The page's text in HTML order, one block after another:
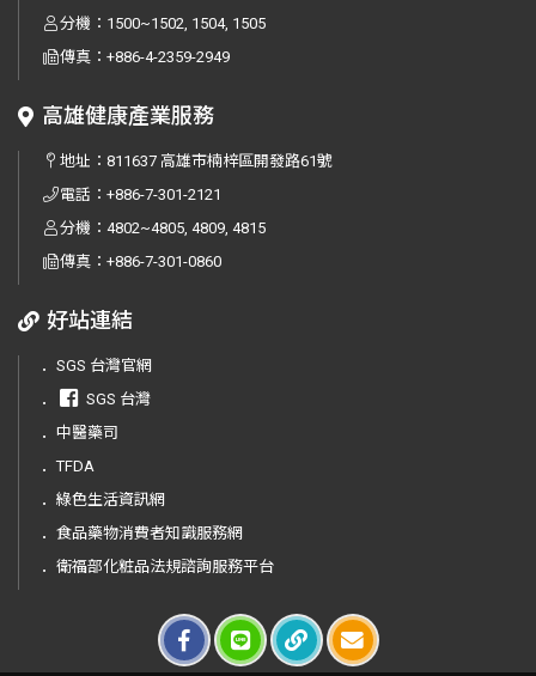
分機：1500~1502, 1504, 1505
傳真：+886-4-2359-2949
高雄健康產業服務
地址：811637 高雄市楠梓區開發路61號
電話：+886-7-301-2121
分機：4802~4805, 4809, 4815
傳真：+886-7-301-0860
好站連結
． SGS 台灣官網
．
SGS 台灣
． 中醫藥司
．TFDA
． 綠色生活資訊網
． 食品藥物消費者知識服務網
． 衛福部化粧品法規諮詢服務平台